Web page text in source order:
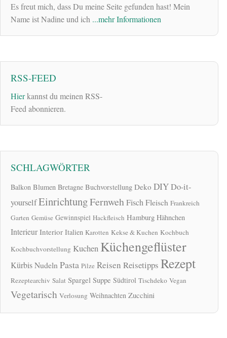
Es freut mich, dass Du meine Seite gefunden hast! Mein
Name ist Nadine und ich ...mehr Informationen
RSS-FEED
Hierkannst du meinen RSS-
Feed abonnieren.
SCHLAGWÖRTER
Balkon Blumen Bretagne Buchvorstellung Deko DIYDo-it-
yourselfEinrichtungFernwehFischFleisch Frankreich
Garten Gemüse Gewinnspiel Hackfleisch Hamburg Hähnchen
Interieur Interior Italien Karotten Kekse & Kuchen Kochbuch
Kochbuchvorstellung Kuchen Küchengeflüster
KürbisNudeln Pasta Pilze Reisen Reisetipps Rezept
Rezeptearchiv Salat Spargel Suppe Südtirol Tischdeko Vegan
Vegetarisch Verlosung Weihnachten Zucchini